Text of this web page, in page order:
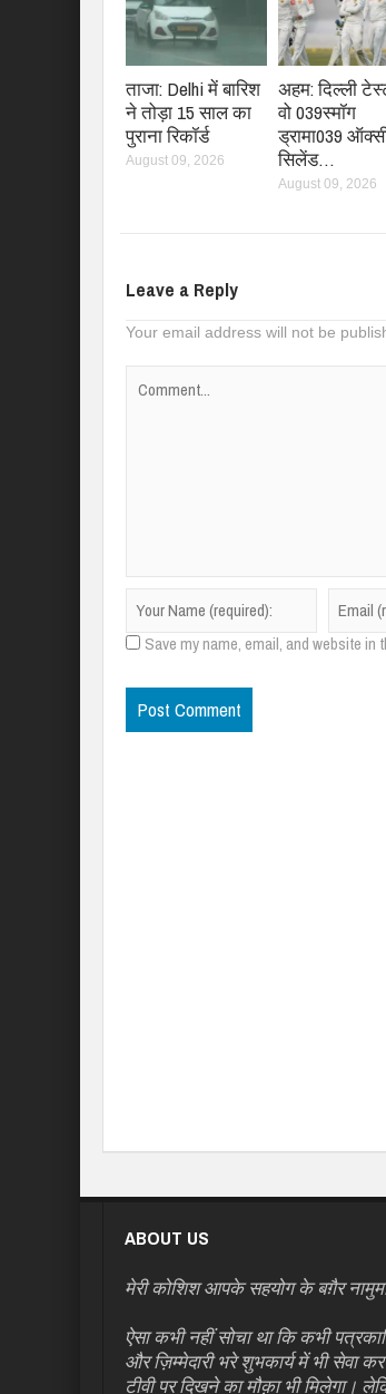
ताजा: Delhi में बारिश
ने तोड़ा 15 साल का
पुराना रिकॉर्ड
August 09, 2026
अहम: दिल्ली
वो 039स्मॉग
ड्रामा039
सिलेंड…
August 09, 2026
Leave a Reply
Your email address will not be
Save my name, email, and website
ABOUT US
मेरी कोशिश आपके सहयोग के बग़ैर
ऐसा कभी नहीं सोचा था कि कभी
और ज़िम्मेदारी भरे शुभकार्य में भी सेवा
टीवी पर दिखने का मौक़ा भी मिलेगा।